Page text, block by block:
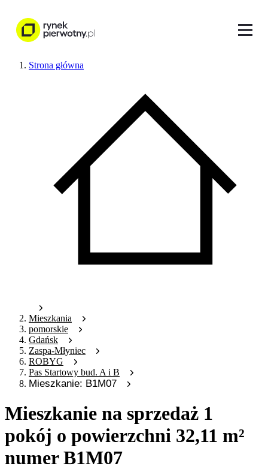
Strona główna
Mieszkania
pomorskie
Gdańsk
Zaspa-Młyniec
ROBYG
Pas Startowy bud. A i B
Mieszkanie: B1M07
Mieszkanie na sprzedaż 1
pokój o powierzchni 32,11 m²
numer B1M07